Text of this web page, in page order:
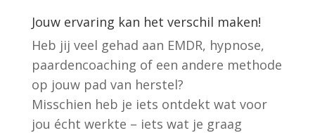
Jouw ervaring kan het verschil maken!
Heb jij veel gehad aan EMDR, hypnose,
paardencoaching of een andere methode
op jouw pad van herstel?
Misschien heb je iets ontdekt wat voor
jou écht werkte – iets wat je graag